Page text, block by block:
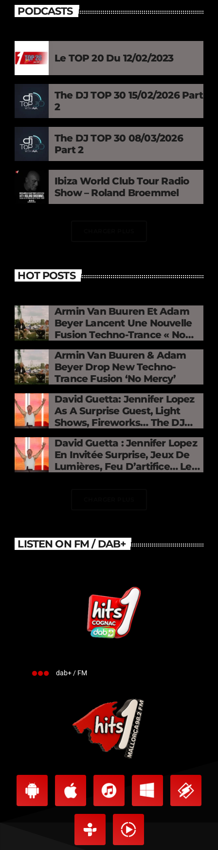
PODCASTS
Le TOP 20 Du 12/02/2023
The DJ TOP 30 15/02/2026 Part
2
The DJ TOP 30 08/03/2026
Part 2
Ibiza World Club Tour Radio
Show – Roland Broemmel
HOT POSTS
Armin Van Buuren Et Adam
Beyer Lancent Une Nouvelle
Fusion Techno-Trance « No
Armin Van Buuren & Adam
Beyer Drop New Techno-
Trance Fusion ‘No Mercy’
David Guetta: Jennifer Lopez
As A Surprise Guest, Light
Shows, Fireworks… The DJ
France
David Guetta : Jennifer Lopez
En Invitée Surprise, Jeux De
Lumières, Feu D’artifice… Le
LISTEN ON FM / DAB+
dab+ / FM